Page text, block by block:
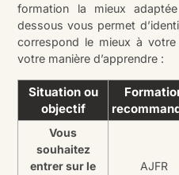
formation la mieux
dessous vous permet
correspond le mieux à
votre manière d’apprendre :
Situation ou
objectif
Vous
souhaitez
entrer sur le
AJFR